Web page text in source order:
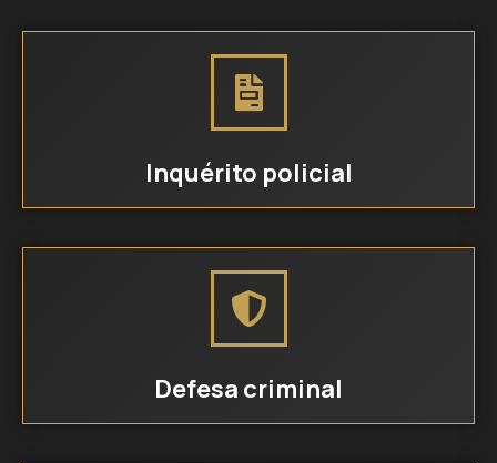
Inquérito policial
Defesa criminal